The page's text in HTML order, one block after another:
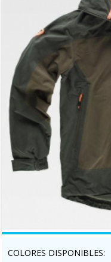
COLORES DISPONIBLES: